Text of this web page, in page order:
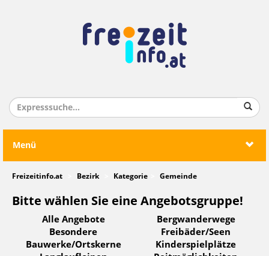
Menü
Freizeitinfo.at Bezirk Kategorie Gemeinde
Bitte wählen Sie eine Angebotsgruppe!
Alle Angebote
Bergwanderwege
Besondere
Bauwerke/Ortskerne
Freibäder/Seen
Kinderspielplätze